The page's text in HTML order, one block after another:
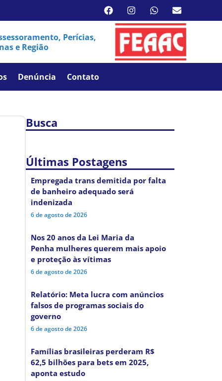
Perícias,
e Região
Denúncia Contato
Busca
Últimas Postagens
Empregada trans demitida por falta
de banheiro adequado será
indenizada
6 de agosto de 2026
Nos 20 anos da Lei Maria da
Penha mulheres querem mais apoio
e proteção às vítimas
6 de agosto de 2026
Relatório: Meta lucra com anúncios
falsos de programas sociais do
governo
6 de agosto de 2026
Famílias brasileiras perderam R$
62,5 bilhões para bets em 2025,
aponta estudo